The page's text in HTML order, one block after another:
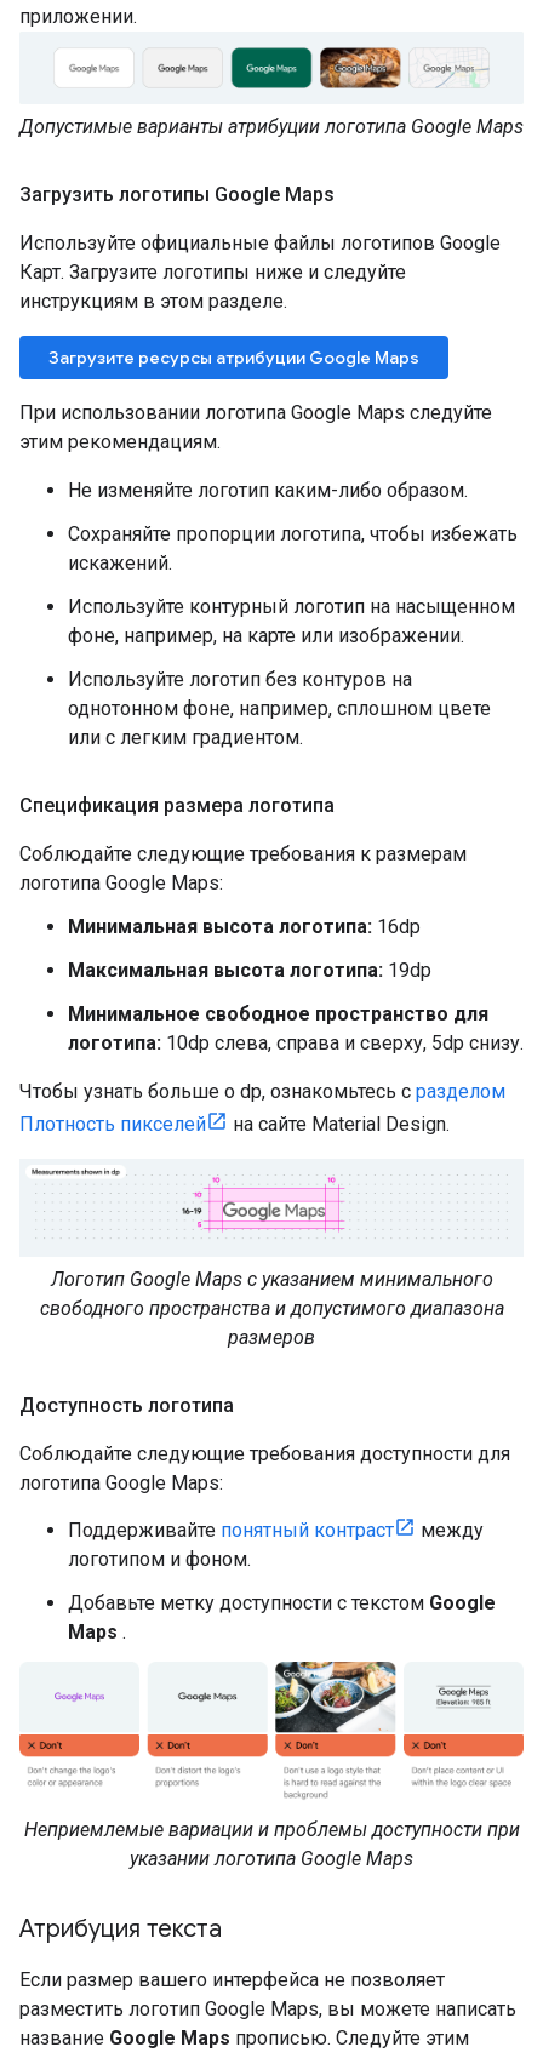
приложении.
Допустимые варианты атрибуции логотипа Google Maps
Загрузить логотипы Google Maps
Используйте официальные файлы логотипов Google
Карт. Загрузите логотипы ниже и следуйте
инструкциям в этом разделе.
Загрузите ресурсы атрибуции Google Maps
При использовании логотипа Google Maps следуйте
этим рекомендациям.
Не изменяйте логотип каким-либо образом.
Сохраняйте пропорции логотипа, чтобы избежать
искажений.
Используйте контурный логотип на насыщенном
фоне, например, на карте или изображении.
Используйте логотип без контуров на
однотонном фоне, например, сплошном цвете
или с легким градиентом.
Спецификация размера логотипа
Соблюдайте следующие требования к размерам
логотипа Google Maps:
Минимальная высота логотипа: 16dp
Максимальная высота логотипа: 19dp
Минимальное свободное пространство для
логотипа: 10dp слева, справа и сверху, 5dp снизу.
Чтобы узнать больше о dp, ознакомьтесь с разделом
Плотность пикселей
на сайте Material Design.
Логотип Google Maps с указанием минимального
свободного пространства и допустимого диапазона
размеров
Доступность логотипа
Соблюдайте следующие требования доступности для
логотипа Google Maps:
Поддерживайте понятный контраст
между
логотипом и фоном.
Добавьте метку доступности с текстом Google
Maps .
Неприемлемые вариации и проблемы доступности при
указании логотипа Google Maps
Атрибуция текста
Если размер вашего интерфейса не позволяет
разместить логотип Google Maps, вы можете написать
название Google Maps прописью. Следуйте этим